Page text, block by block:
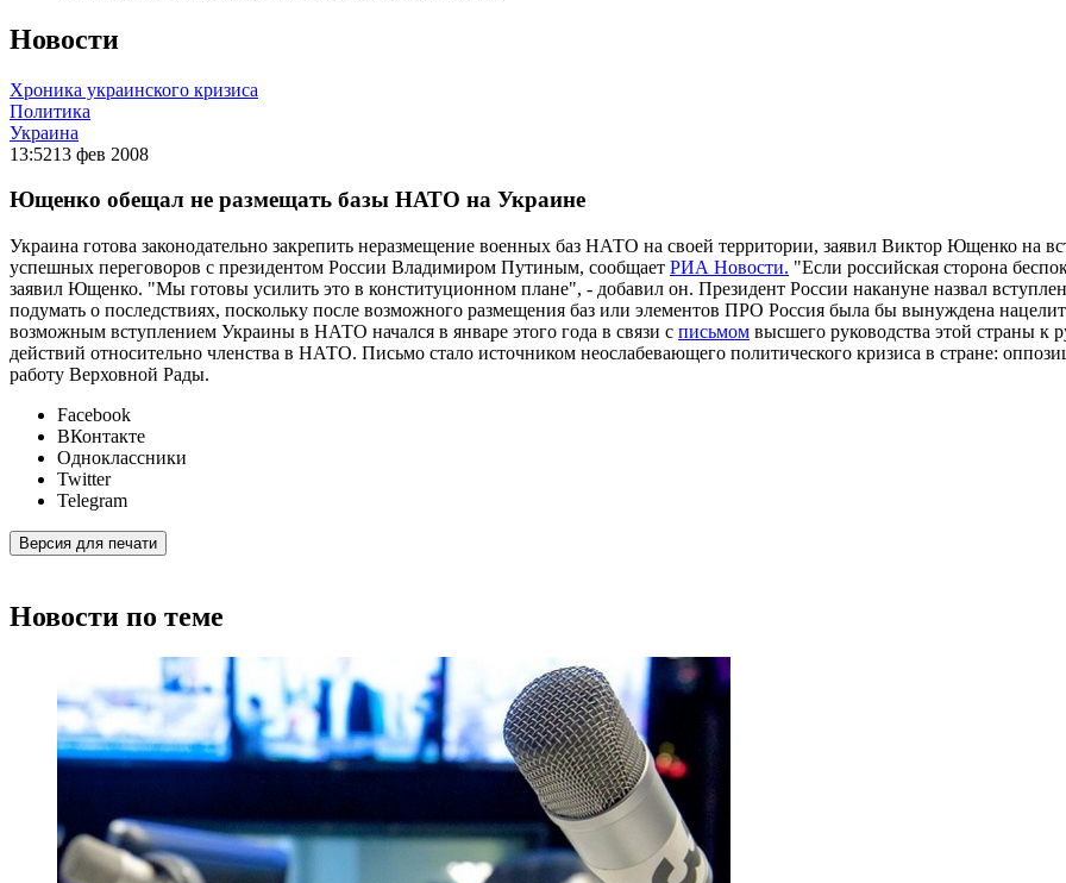
Новости
Хроника украинского кризиса
Политика
Украина
13:5213 фев 2008
Ющенко обещал не размещать базы НАТО на Украине
Украина готова законодательно закрепить неразмещение военных баз НАТО на своей территории, заявил Виктор Ющенко на
успешных переговоров с президентом России Владимиром Путиным, сообщает РИА Новости. "Если российская сторона
заявил Ющенко. "Мы готовы усилить это в конституционном плане", - добавил он. Президент России накануне назвал
подумать о последствиях, поскольку после возможного размещения баз или элементов ПРО Россия была бы вынуждена
возможным вступлением Украины в НАТО начался в январе этого года в связи с письмом высшего руководства этой страны к
действий относительно членства в НАТО. Письмо стало источником неослабевающего политического кризиса в стране:
работу Верховной Рады.
Facebook
ВКонтакте
Одноклассники
Twitter
Telegram
Версия для печати
Новости по теме